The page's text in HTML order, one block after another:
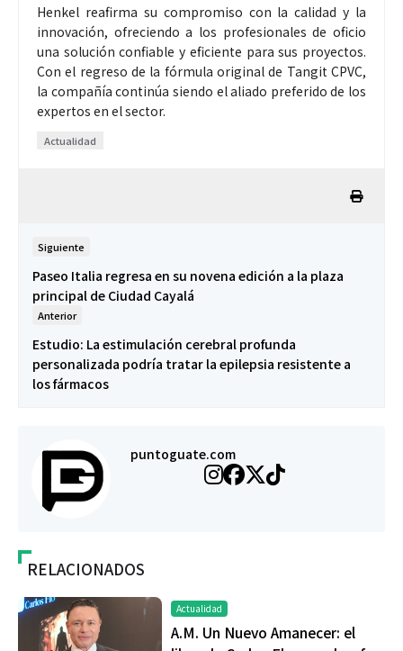
Henkel reafirma su compromiso con la calidad y la
innovación, ofreciendo a los profesionales de oficio
una solución confiable y eficiente para sus proyectos.
Con el regreso de la fórmula original de Tangit CPVC,
la compañía continúa siendo el aliado preferido de los
expertos en el sector.
Actualidad
Siguiente
Paseo Italia regresa en su novena edición a la plaza
principal de Ciudad Cayalá
Anterior
Estudio: La estimulación cerebral profunda
personalizada podría tratar la epilepsia resistente a
los fármacos
puntoguate.com
RELACIONADOS
Actualidad
A.M. Un Nuevo Amanecer: el